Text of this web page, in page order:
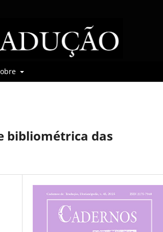
bibliométrica das